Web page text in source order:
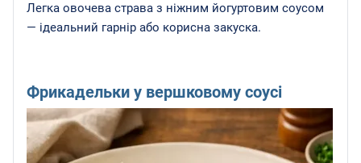
Легка овочева страва з ніжним йогуртовим соусом
— ідеальний гарнір або корисна закуска.
Фрикадельки у вершковому соусі